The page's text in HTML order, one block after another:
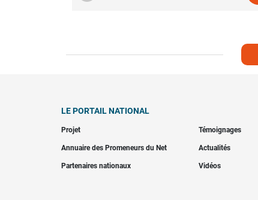
LE PORTAIL NATIONAL
Projet Témoignages
Annuaire des Promeneurs du Net Actualités
Partenaires nationaux Vidéos